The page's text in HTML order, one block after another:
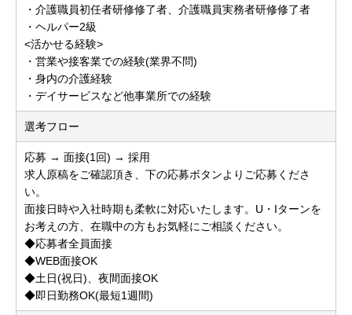
・介護職員初任者研修修了者、介護職員実務者研修修了者
・ヘルパー2級
<活かせる経験>
・営業や接客業での経験(業界不問)
・身内の介護経験
・デイサービスなど他事業所での経験
選考フロー
応募 → 面接(1回) → 採用
求人原稿をご確認頂き、下の応募ボタンよりご応募くださ
い。
面接日時や入社時期も柔軟に対応いたします。U・Iターンを
お考えの方、在職中の方もお気軽にご相談ください。
◆応募者全員面接
◆WEB面接OK
◆土日(祝日)、夜間面接OK
◆即日勤務OK(最短1週間)